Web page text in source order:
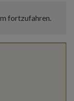
fortzufahren.